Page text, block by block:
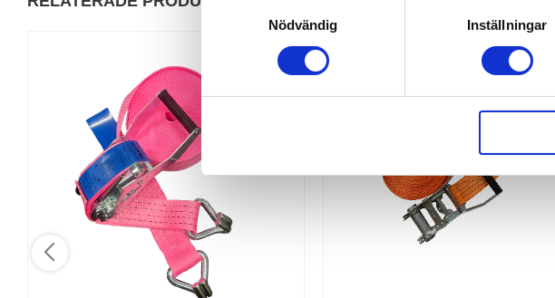
c
k
e
s
v
l
Nödvändig Inställningar